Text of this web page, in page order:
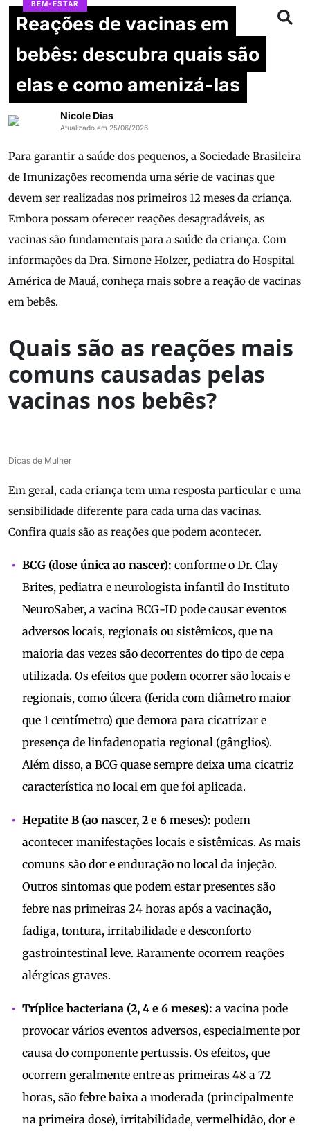
BEM-ESTAR
Reações de vacinas em
bebês: descubra quais são
elas e como amenizá-las
Nicole Dias
Atualizado em 25/06/2026
Para garantir a saúde dos pequenos, a Sociedade Brasileira
de Imunizações recomenda uma série de vacinas que
devem ser realizadas nos primeiros 12 meses da criança.
Embora possam oferecer reações desagradáveis, as
vacinas são fundamentais para a saúde da criança. Com
informações da Dra. Simone Holzer, pediatra do Hospital
América de Mauá, conheça mais sobre a reação de vacinas
em bebês.
Quais são as reações mais
comuns causadas pelas
vacinas nos bebês?
Dicas de Mulher
Em geral, cada criança tem uma resposta particular e uma
sensibilidade diferente para cada uma das vacinas.
Confira quais são as reações que podem acontecer.
BCG (dose única ao nascer): conforme o Dr. Clay
Brites, pediatra e neurologista infantil do Instituto
NeuroSaber, a vacina BCG-ID pode causar eventos
adversos locais, regionais ou sistêmicos, que na
maioria das vezes são decorrentes do tipo de cepa
utilizada. Os efeitos que podem ocorrer são locais e
regionais, como úlcera (ferida com diâmetro maior
que 1 centímetro) que demora para cicatrizar e
presença de linfadenopatia regional (gânglios).
Além disso, a BCG quase sempre deixa uma cicatriz
característica no local em que foi aplicada.
Hepatite B (ao nascer, 2 e 6 meses): podem
acontecer manifestações locais e sistêmicas. As mais
comuns são dor e enduração no local da injeção.
Outros sintomas que podem estar presentes são
febre nas primeiras 24 horas após a vacinação,
fadiga, tontura, irritabilidade e desconforto
gastrointestinal leve. Raramente ocorrem reações
alérgicas graves.
Tríplice bacteriana (2, 4 e 6 meses): a vacina pode
provocar vários eventos adversos, especialmente por
causa do componente pertussis. Os efeitos, que
ocorrem geralmente entre as primeiras 48 a 72
horas, são febre baixa a moderada (principalmente
na primeira dose), irritabilidade, vermelhidão, dor e